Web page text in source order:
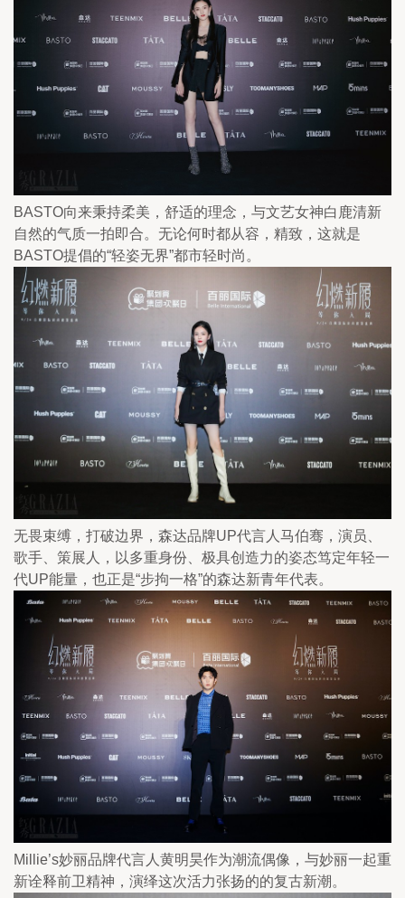
BASTO向来秉持柔美，舒适的理念，与文艺女神白鹿清新
自然的气质一拍即合。无论何时都从容，精致，这就是
BASTO提倡的“轻姿无界”都市轻时尚。
无畏束缚，打破边界，森达品牌UP代言人马伯骞，演员、
歌手、策展人，以多重身份、极具创造力的姿态笃定年轻一
代UP能量，也正是“步拘一格”的森达新青年代表。
Millie’s妙丽品牌代言人黄明昊作为潮流偶像，与妙丽一起重
新诠释前卫精神，演绎这次活力张扬的的复古新潮。